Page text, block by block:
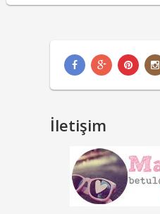
İletişim